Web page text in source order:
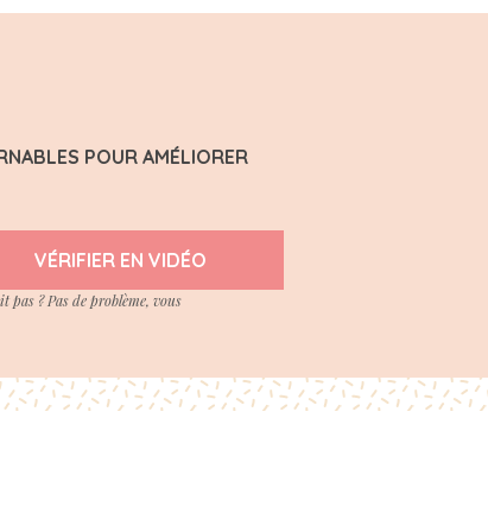
POUR AMÉLIORER
VÉRIFIER EN VIDÉO
pas ? Pas de problème, vous